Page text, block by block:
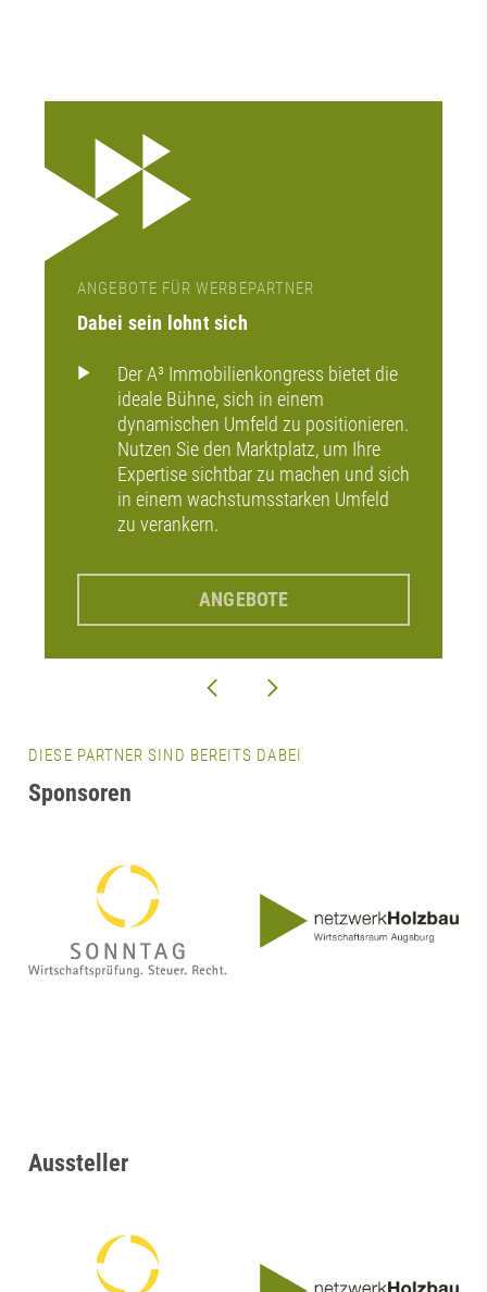
ANGEBOTE FÜR WERBEPARTNER
Dabei sein lohnt sich
Der A³ Immobilienkongress bietet die
ideale Bühne, sich in einem
dynamischen Umfeld zu positionieren.
Nutzen Sie den Marktplatz, um Ihre
Expertise sichtbar zu machen und sich
in einem wachstumsstarken Umfeld
zu verankern.
ANGEBOTE
DIESE PARTNER SIND BEREITS DABEI
Sponsoren
Aussteller